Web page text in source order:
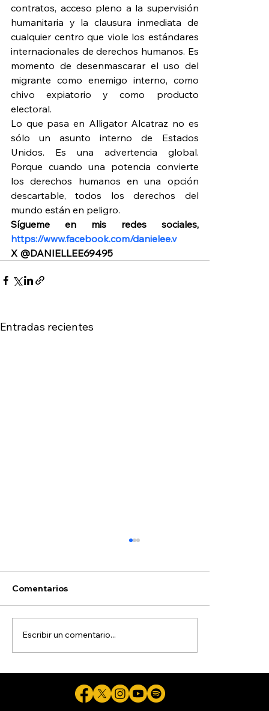
contratos, acceso pleno a la supervisión
humanitaria y la clausura inmediata de
cualquier centro que viole los estándares
internacionales de derechos humanos. Es
momento de desenmascarar el uso del
migrante como enemigo interno, como
chivo expiatorio y como producto
electoral.
Lo que pasa en Alligator Alcatraz no es
sólo un asunto interno de Estados
Unidos. Es una advertencia global.
Porque cuando una potencia convierte
los derechos humanos en una opción
descartable, todos los derechos del
mundo están en peligro.
Sígueme en mis redes sociales,
https://www.facebook.com/danielee.v
X @DANIELLEE69495
Entradas recientes
ciudadanía por nacimiento
Comentarios
Escribir un comentario...